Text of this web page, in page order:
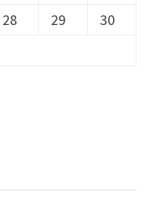
28 29
30